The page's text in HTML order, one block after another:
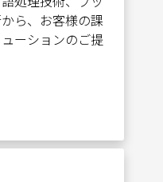
ら、お客様の課
ーションのご提